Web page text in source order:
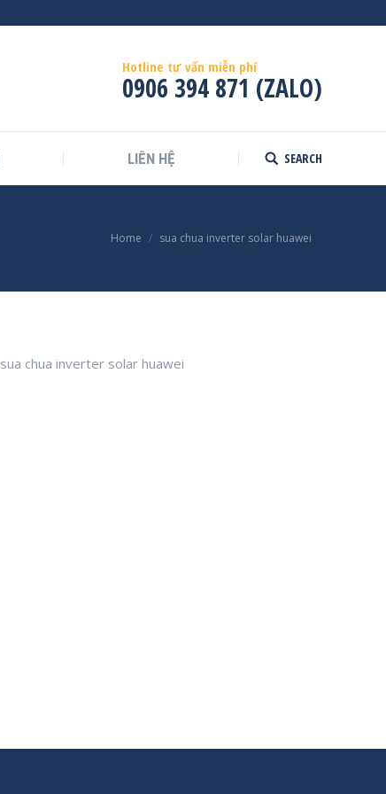
Hotline tư vấn miễn phí
0906 394 871 (ZALO)
LIÊN HỆ Search:
SEARCH
Home sua chua inverter solar huawei
sua chua inverter solar huawei